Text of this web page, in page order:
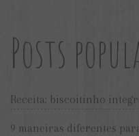
Posts
Receita: biscoitinho
9 maneiras diferentes